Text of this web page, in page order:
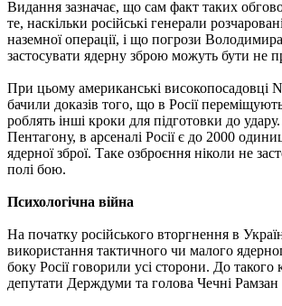
Видання зазначає, що сам факт таких
те, наскільки російські генерали
наземної операції, і що погрози
застосувати ядерну зброю можуть бути не
При цьому американські високопосадовці
бачили доказів того, що в Росії
роблять інші кроки для підготовки до
Пентагону, в арсеналі Росії є до 2000
ядерної зброї. Таке озброєння ніколи не
полі бою.
Психологічна війна
На початку російського вторгнення в
використання тактичного чи малого
боку Росії говорили усі сторони. До такого
депутати Держдуми та голова Чечні